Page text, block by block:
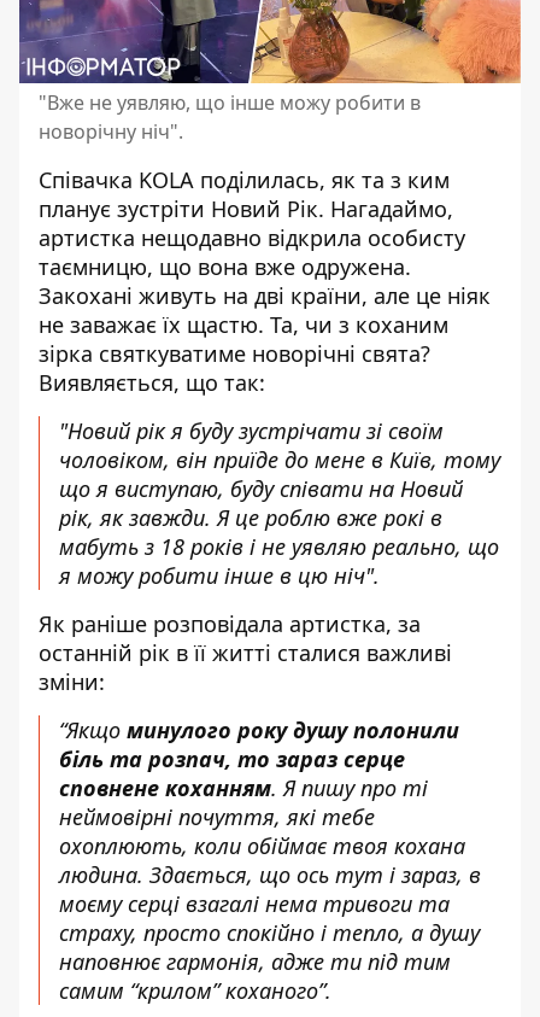
"Вже не уявляю, що інше можу робити в
новорічну ніч".
Співачка KOLA поділилась, як та з ким
планує зустріти Новий Рік. Нагадаймо,
артистка нещодавно відкрила особисту
таємницю, що вона вже одружена.
Закохані живуть на дві країни, але це ніяк
не заважає їх щастю. Та, чи з коханим
зірка святкуватиме новорічні свята?
Виявляється, що так:
"Новий рік я буду зустрічати зі своїм
чоловіком, він приїде до мене в Київ, тому
що я виступаю, буду співати на Новий
рік, як завжди. Я це роблю вже рокі в
мабуть з 18 років і не уявляю реально, що
я можу робити інше в цю ніч".
Як раніше розповідала артистка, за
останній рік в її житті сталися важливі
зміни:
“Якщо минулого року душу полонили
біль та розпач, то зараз серце
сповнене коханням. Я пишу про ті
неймовірні почуття, які тебе
охоплюють, коли обіймає твоя кохана
людина. Здається, що ось тут і зараз, в
моєму серці взагалі нема тривоги та
страху, просто спокійно і тепло, а душу
наповнює гармонія, адже ти під тим
самим “крилом” коханого”.